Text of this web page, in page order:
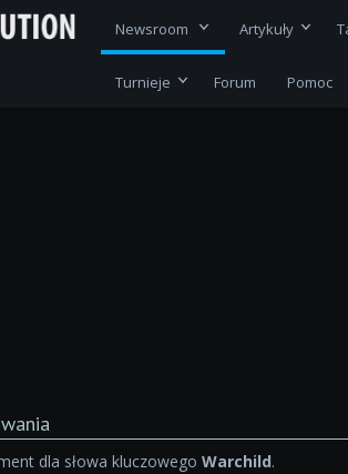
Newsroom Artykuły
Turnieje Forum Pomoc
dla słowa kluczowegoWarchild.